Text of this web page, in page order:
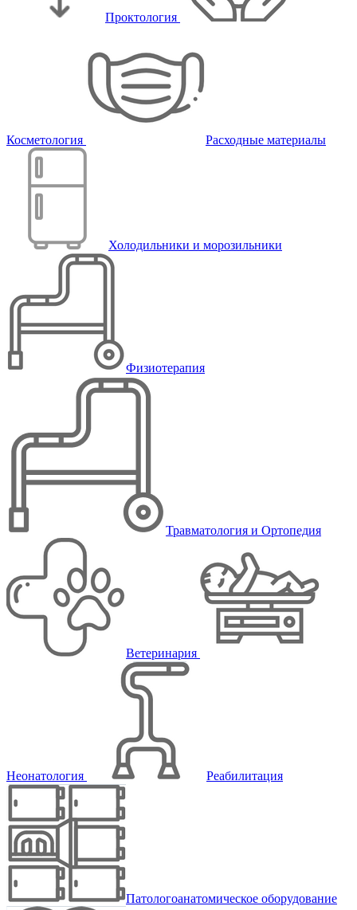
Проктология
Косметология Расходные материалы
Холодильники и морозильники
Физиотерапия
Травматология и Ортопедия
Ветеринария
Неонатология Реабилитация
Патологоанатомическое оборудование